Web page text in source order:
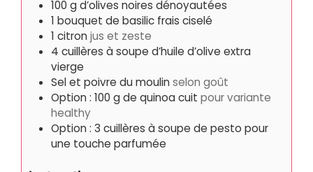
100 g d’olives noires dénoyautées
1 bouquet de basilic frais ciselé
1 citron jus et zeste
4 cuillères à soupe d’huile d’olive extra
vierge
Sel et poivre du moulin selon goût
Option : 100 g de quinoa cuit pour variante
healthy
Option : 3 cuillères à soupe de pesto pour
une touche parfumée